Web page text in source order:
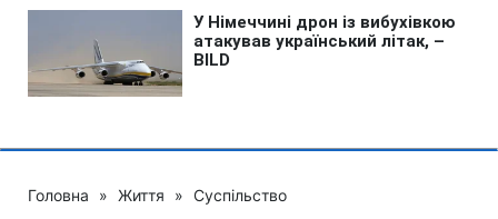
Головна » Життя » Суспільство